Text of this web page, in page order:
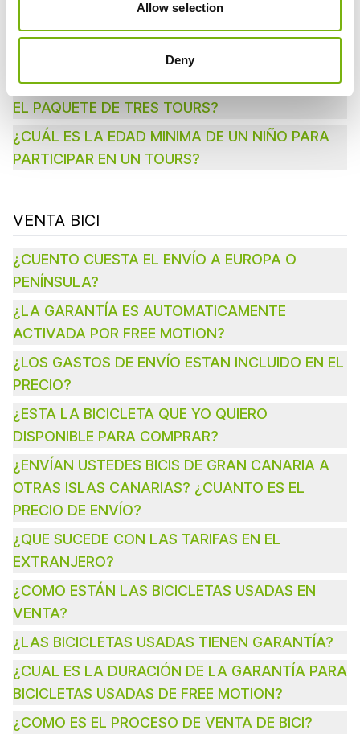
Allow selection
Deny
DIFERENTE DURANTE MI SEMANA DE BICICLETA
DE CARRETERA O MTB - ¿ES POSIBLE?
YA HE HECHO DOS TOURS, HE RESERVADO UN
TERCERO, ¿PUEDO TENER EL DESCUENTO POR
EL PAQUETE DE TRES TOURS?
¿CUÁL ES LA EDAD MINIMA DE UN NIÑO PARA
PARTICIPAR EN UN TOURS?
VENTA BICI
¿CUENTO CUESTA EL ENVÍO A EUROPA O
PENÍNSULA?
¿LA GARANTÍA ES AUTOMATICAMENTE
ACTIVADA POR FREE MOTION?
¿LOS GASTOS DE ENVÍO ESTAN INCLUIDO EN EL
PRECIO?
¿ESTA LA BICICLETA QUE YO QUIERO
DISPONIBLE PARA COMPRAR?
¿ENVÍAN USTEDES BICIS DE GRAN CANARIA A
OTRAS ISLAS CANARIAS? ¿CUANTO ES EL
PRECIO DE ENVÍO?
¿QUE SUCEDE CON LAS TARIFAS EN EL
EXTRANJERO?
¿COMO ESTÁN LAS BICICLETAS USADAS EN
VENTA?
¿LAS BICICLETAS USADAS TIENEN GARANTÍA?
¿CUAL ES LA DURACIÓN DE LA GARANTÍA PARA
BICICLETAS USADAS DE FREE MOTION?
¿COMO ES EL PROCESO DE VENTA DE BICI?